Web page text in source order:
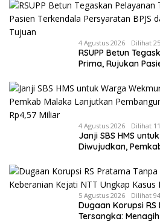
4 Agustus 2026 Dilihat
RSUPP Betun
Prima, Rujukan
Tujuan
4 Agustus 2026 Dilihat
Janji SBS HMS
Diwujudkan,
5 Agustus 2026 Dilihat
Dugaan Korupsi
Tersangka: